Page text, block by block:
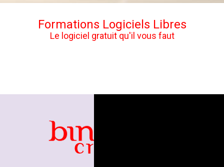
Formations Logiciels Libres
Le logiciel gratuit qu'il vous faut